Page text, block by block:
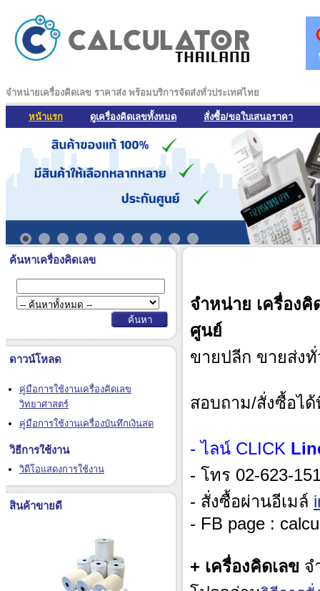
จำหน่ายเครื่องคิดเลข ราคาส่ง พร้อมบริการจัดส่งทั่วประเทศไทย
หน้าแรก ดูเครื่องคิดเลขทั้งหมด สั่งซื้อ/ขอใบเสนอราคา
ค้นหาเครื่องคิดเลข
ดาวน์โหลด
คู่มือการใช้งานเครื่องคิดเลข
วิทยาศาสตร์
คู่มือการใช้งานเครื่องบันทึกเงินสด
วิธีการใช้งาน
วิดีโอแสดงการใช้งาน
สินค้าขายดี
จำหน่าย เครื่องคิ
ศูนย์
ขายปลีก ขายส่ง
สอบถาม/สั่งซื้อไ
- ไลน์ CLICK
- โทร 02-623-
- สั่งซื้อผ่านอีเมล์
- FB page :
+ เครื่องคิดเลข จ